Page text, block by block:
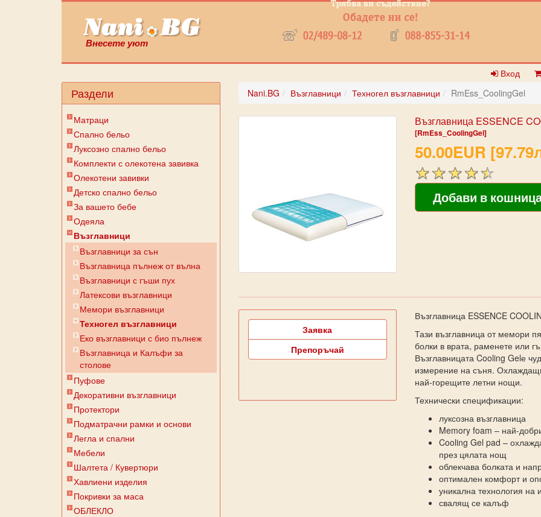
Внесете уют
Вход
Раздели
Матраци
Спално бельо
Луксозно спално бельо
Комплекти с олекотена завивка
Олекотени завивки
Детско спално бельо
За вашето бебе
Одеяла
Възглавници
Възглавници за сън
Възглавница пълнеж от вълна
Възглавници с гъши пух
Латексови възглавници
Мемори възглавници
Техногел възглавници
Еко възглавници с био пълнеж
Възглавница и Калъфи за
столове
Пуфове
Декоративни възглавници
Протектори
Подматрачни рамки и основи
Легла и спални
Мебели
Шалтета / Кувертюри
Хавлиени изделия
Покривки за маса
ОБЛЕКЛО
Nani.BG Възглавници Техногел възглавници RmEss_CoolingGel
Възглавница ESSENCE
[RmEss_CoolingGel]
50.00EUR
Заявка
Препоръчай
Възглавница ESSENCE
Тази възглавница от мемори
болки в врата, раменете или
Възглавницата Cooling Gelе
измерение на съня.
най-горещите летни нощи.
Технически спецификации:
луксозна възглавница
Memory foam – най-
Cooling Gel pad –
през цялата нощ
облекчава болката и
оптимален комфорт и
уникална технология на
свалящ се калъф